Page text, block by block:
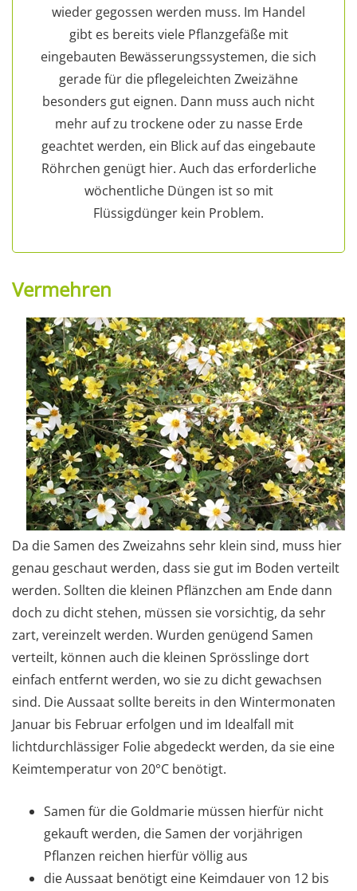
wieder gegossen werden muss. Im Handel
gibt es bereits viele Pflanzgefäße mit
eingebauten Bewässerungssystemen, die sich
gerade für die pflegeleichten Zweizähne
besonders gut eignen. Dann muss auch nicht
mehr auf zu trockene oder zu nasse Erde
geachtet werden, ein Blick auf das eingebaute
Röhrchen genügt hier. Auch das erforderliche
wöchentliche Düngen ist so mit
Flüssigdünger kein Problem.
Vermehren
Da die Samen des Zweizahns sehr klein sind, muss hier
genau geschaut werden, dass sie gut im Boden verteilt
werden. Sollten die kleinen Pflänzchen am Ende dann
doch zu dicht stehen, müssen sie vorsichtig, da sehr
zart, vereinzelt werden. Wurden genügend Samen
verteilt, können auch die kleinen Sprösslinge dort
einfach entfernt werden, wo sie zu dicht gewachsen
sind. Die Aussaat sollte bereits in den Wintermonaten
Januar bis Februar erfolgen und im Idealfall mit
lichtdurchlässiger Folie abgedeckt werden, da sie eine
Keimtemperatur von 20°C benötigt.
Samen für die Goldmarie müssen hierfür nicht
gekauft werden, die Samen der vorjährigen
Pflanzen reichen hierfür völlig aus
die Aussaat benötigt eine Keimdauer von 12 bis